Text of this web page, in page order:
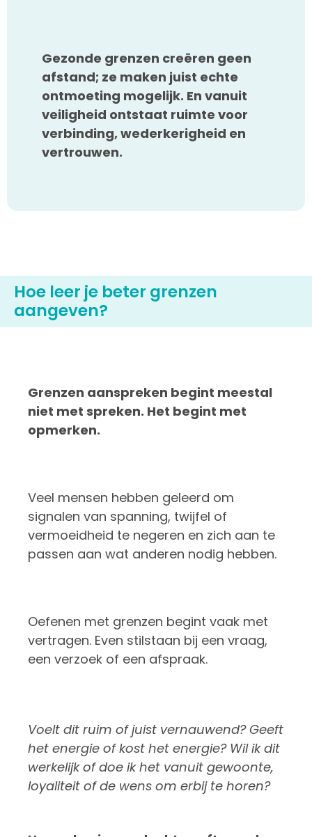
Gezonde grenzen creëren geen
afstand; ze maken juist echte
ontmoeting mogelijk. En vanuit
veiligheid ontstaat ruimte voor
verbinding, wederkerigheid en
vertrouwen.
Hoe leer je beter grenzen
aangeven?
Grenzen aanspreken begint meestal
niet met spreken. Het begint met
opmerken.
Veel mensen hebben geleerd om
signalen van spanning, twijfel of
vermoeidheid te negeren en zich aan te
passen aan wat anderen nodig hebben.
Oefenen met grenzen begint vaak met
vertragen. Even stilstaan bij een vraag,
een verzoek of een afspraak.
Voelt dit ruim of juist vernauwend? Geeft
het energie of kost het energie? Wil ik dit
werkelijk of doe ik het vanuit gewoonte,
loyaliteit of de wens om erbij te horen?